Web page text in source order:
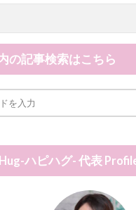
の記事検索はこちら
ハピハグ- 代表